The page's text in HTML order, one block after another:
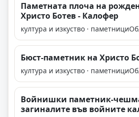
Паметната плоча на
Христо Ботев - Калофер
култура и изкуство · паметници
Бюст-паметник на Христо
култура и изкуство · паметници
Войнишки паметник-
загиналите във войните